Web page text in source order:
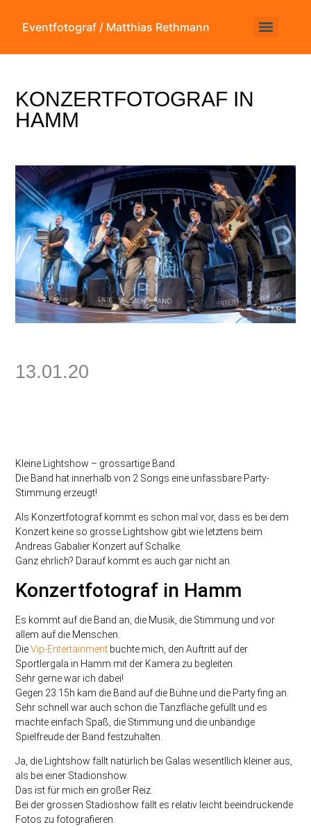
Eventfotograf / Matthias Rethmann
KONZERTFOTOGRAF IN
HAMM
13.01.20
Kleine Lightshow – grossartige Band.
Die Band hat innerhalb von 2 Songs eine unfassbare Party-
Stimmung erzeugt!
Als Konzertfotograf kommt es schon mal vor, dass es bei dem
Konzert keine so grosse Lightshow gibt wie letztens beim
Andreas Gabalier Konzert auf Schalke.
Ganz ehrlich? Darauf kommt es auch gar nicht an.
Konzertfotograf in Hamm
Es kommt auf die Band an, die Musik, die Stimmung und vor
allem auf die Menschen.
DieVip-Entertainment buchte mich, den Auftritt auf der
Sportlergala in Hamm mit der Kamera zu begleiten.
Sehr gerne war ich dabei!
Gegen 23:15h kam die Band auf die Bühne und die Party fing an.
Sehr schnell war auch schon die Tanzfläche gefüllt und es
machte einfach Spaß, die Stimmung und die unbändige
Spielfreude der Band festzuhalten.
Ja, die Lightshow fällt natürlich bei Galas wesentllich kleiner aus,
als bei einer Stadionshow.
Das ist für mich ein großer Reiz.
Bei der grossen Stadioshow fällt es relativ leicht beeindruckende
Fotos zu fotografieren.